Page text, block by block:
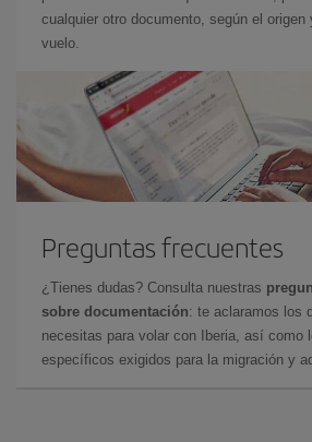
cualquier otro documento, según el
vuelo.
Preguntas frecuentes
¿Tienes dudas? Consulta nuestras
sobre documentación: te aclaramos los
necesitas para volar con Iberia, así como
específicos exigidos para la migración y